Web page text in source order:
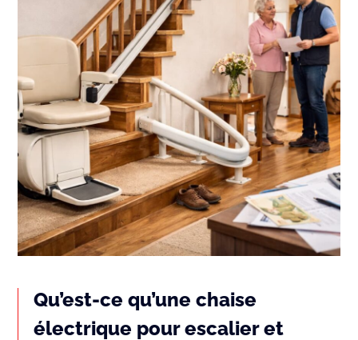
Qu’est-ce qu’une chaise
électrique pour escalier et